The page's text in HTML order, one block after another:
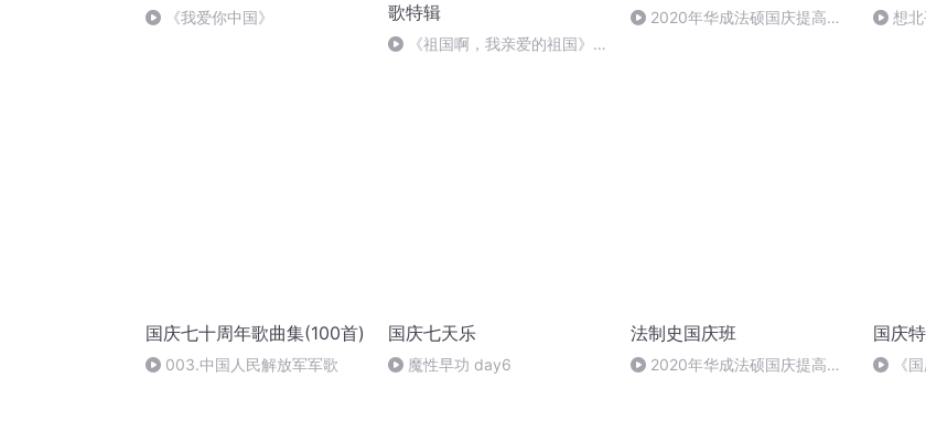
《我爱你中国》
歌特辑
《祖国啊，我亲爱的祖国》温
2020年华成法硕国庆提高班
想北
国庆七十周年歌曲集(100首)
003.中国人民解放军军歌
国庆七天乐
魔性早功 day6
法制史国庆班
2020年华成法硕国庆提高班
国庆
《